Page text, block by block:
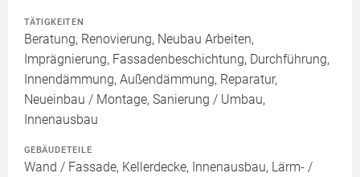
TÄTIGKEITEN
Beratung, Renovierung, Neubau Arbeiten,
Imprägnierung, Fassadenbeschichtung, Durchführung,
Innendämmung, Außendämmung, Reparatur,
Neueinbau / Montage, Sanierung / Umbau,
Innenausbau
GEBÄUDETEILE
Wand / Fassade, Kellerdecke, Innenausbau, Lärm- /